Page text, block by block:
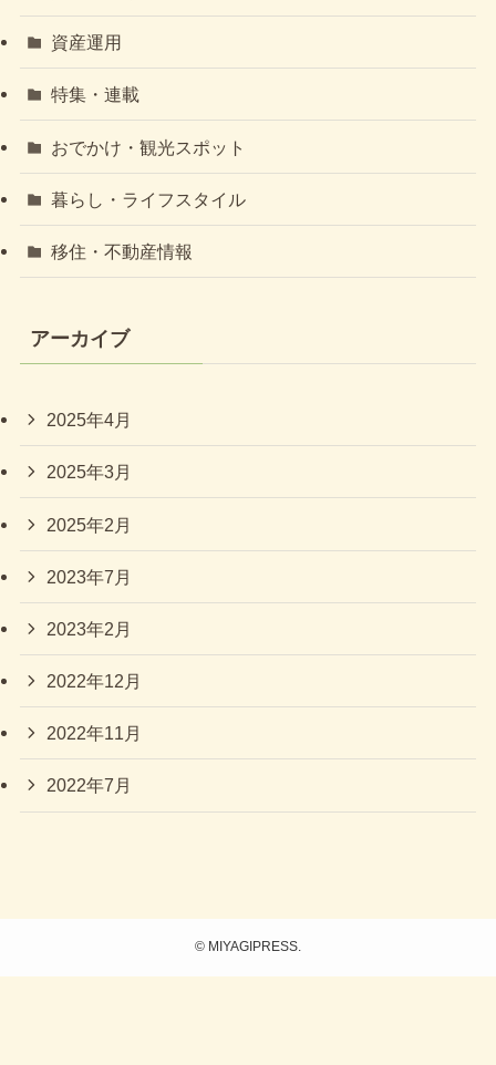
資産運用
特集・連載
おでかけ・観光スポット
暮らし・ライフスタイル
移住・不動産情報
アーカイブ
2025年4月
2025年3月
2025年2月
2023年7月
2023年2月
2022年12月
2022年11月
2022年7月
© MIYAGIPRESS.